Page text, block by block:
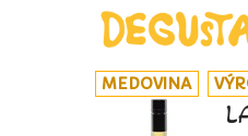
MEDOVINA